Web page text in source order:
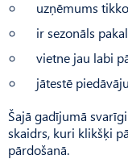
uzņēmums
ir sezonāls
vietne jau labi
jātestē
Šajā gadījumā
skaidrs, kuri klikšķi
pārdošanā.